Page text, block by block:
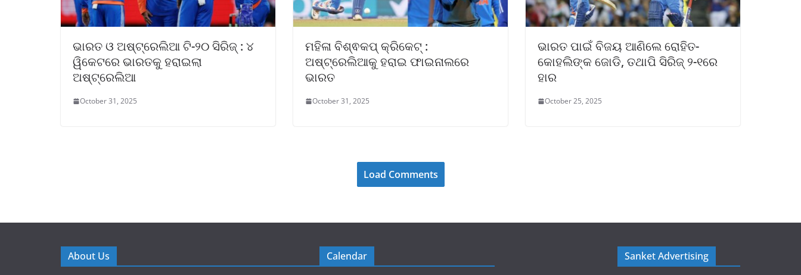
ଭାରତ ଓ ଅଷ୍ଟ୍ରେଲିଆ ଟି-୨୦ ସିରିଜ୍‌ : ୪
ୱିକେଟରେ ଭାରତକୁ ହରାଇଲା
ଅଷ୍ଟ୍ରେଲିଆ
October 31, 2025
ମହିଳା ବିଶ୍ଵକପ୍ କ୍ରିକେଟ୍ :
ଅଷ୍ଟ୍ରେଲିଆକୁ ହରାଇ ଫାଇନାଲରେ
ଭାରତ
October 31, 2025
ଭାରତ ପାଇଁ ବିଜୟ ଆଣିଲେ ରୋହିତ-
କୋହଲିଙ୍କ ଜୋଡି, ତଥାପି ସିରିଜ୍ ୨-୧ରେ
ହାର
October 25, 2025
Load Comments
About Us Calendar Sanket Advertising